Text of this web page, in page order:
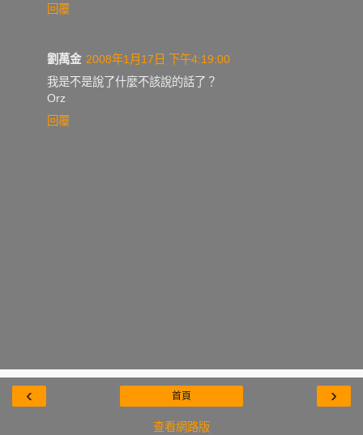
回覆
劉萬金 2008年1月17日 下午4:19:00
我是不是說了什麼不該說的話了？
Orz
回覆
‹ ›
首頁
查看網路版